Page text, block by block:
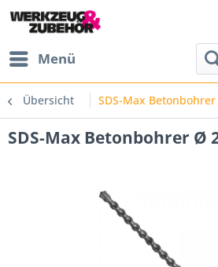
Menü
Übersicht SDS-Max Betonbohrer
SDS-Max Betonbohrer Ø